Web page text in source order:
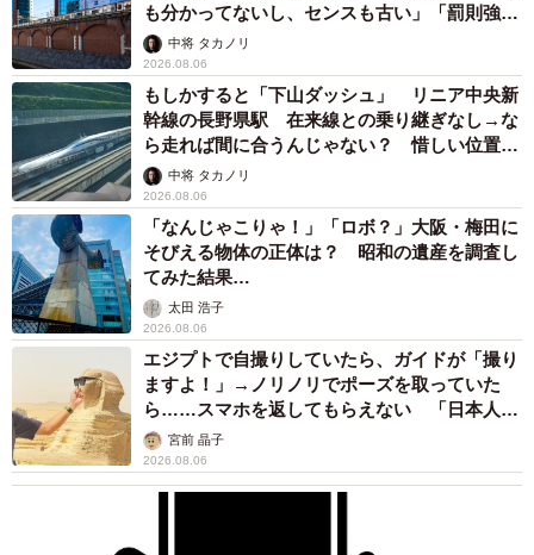
も分かってないし、センスも古い」「罰則強化
して」中将 タカノリ
2026.08.06
もしかすると「下山ダッシュ」 リニア中央新
幹線の長野県駅 在来線との乗り継ぎなし→な
ら走れば間に合うんじゃない？ 惜しい位置関
係が反響
中将 タカノリ
2026.08.06
「なんじゃこりゃ！」「ロボ？」大阪・梅田に
そびえる物体の正体は？ 昭和の遺産を調査し
てみた結果…
太田 浩子
2026.08.06
エジプトで自撮りしていたら、ガイドが「撮り
ますよ！」→ノリノリでポーズを取っていた
ら……スマホを返してもらえない 「日本人は
カモ代表かも」「私は6時間で3万円払った」
宮前 晶子
2026.08.06